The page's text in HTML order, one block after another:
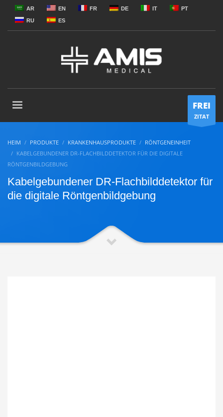
AR EN FR DE IT
PT
RU
ES
FREI
ZITAT
HEIM PRODUKTE KRANKENHAUSPRODUKTE
RÖNTGENEINHEIT
KABELGEBUNDENER DR-FLACHBILDDETEKTOR FÜR DIE DIGITALE
RÖNTGENBILDGEBUNG
Kabelgebundener DR-Flachbilddetektor für
die digitale Röntgenbildgebung